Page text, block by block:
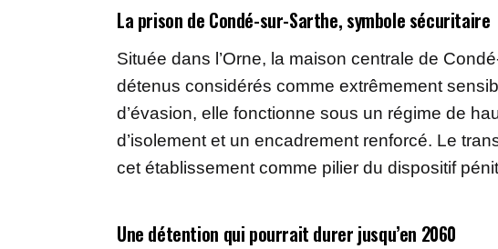
La prison de Condé-sur-Sarthe, symbole sécuritaire
Située dans l’Orne, la maison centrale de
détenus considérés comme extrêmement
d’évasion, elle fonctionne sous un régime de
d’isolement et un encadrement renforcé. Le
cet établissement comme pilier du dispositif
Une détention qui pourrait durer jusqu’en 2060